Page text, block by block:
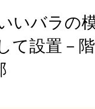
いバラの
て設置－